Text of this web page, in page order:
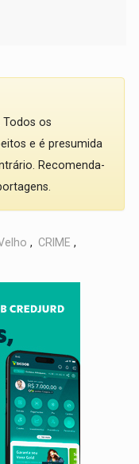
Todos os
e é presumida
Recomenda-
, CRIME ,